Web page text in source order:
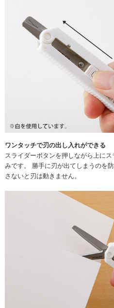
ワンタッチで刃の出し入れができる
スライダーボタンを押しながら上に
みです。 勝手に刃が出てしまうのを
さないと刃は動きません。